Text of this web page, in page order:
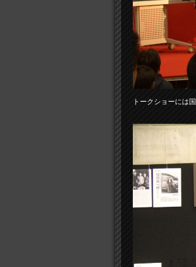
トークショーには